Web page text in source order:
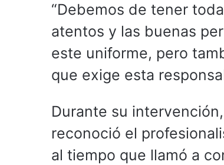
“Debemos de tener
atentos y las buenas
este uniforme, pero
que exige esta
Durante su
reconoció el
al tiempo que llamó a